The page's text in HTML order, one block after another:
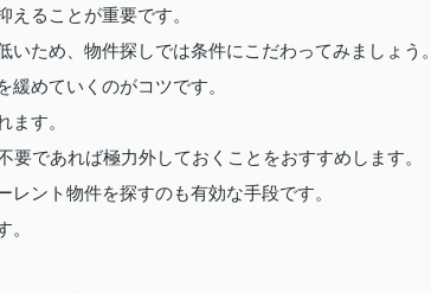
ることが重要です。
ため、物件探しでは条件にこだわってみましょう。
めていくのがコツです。
ます。
であれば極力外しておくことをおすすめします。
ント物件を探すのも有効な手段です。
。